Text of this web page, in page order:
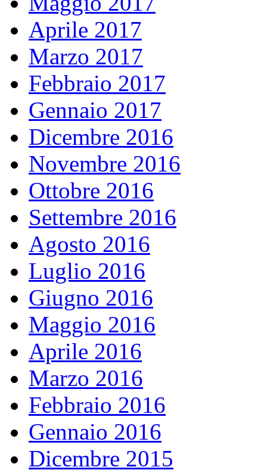
Aprile 2017
Marzo 2017
Febbraio 2017
Gennaio 2017
Dicembre 2016
Novembre 2016
Ottobre 2016
Settembre 2016
Agosto 2016
Luglio 2016
Giugno 2016
Maggio 2016
Aprile 2016
Marzo 2016
Febbraio 2016
Gennaio 2016
Dicembre 2015